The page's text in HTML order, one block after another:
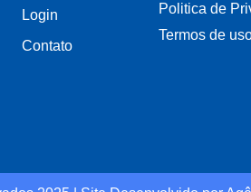
Login
Contato
Politica de
Termos de